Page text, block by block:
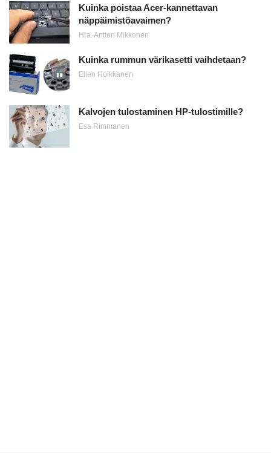
Kuinka poistaa Acer-kannettavan
näppäimistöavaimen?
Hra. Antton Mikkonen
Kuinka rummun värikasetti vaihdetaan?
Ellen Hoikkanen
Kalvojen tulostaminen HP-tulostimille?
Esa Rimmanen